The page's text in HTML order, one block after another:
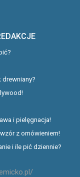
i pielęgnacja!
z omówieniem!
i ile pić dziennie?